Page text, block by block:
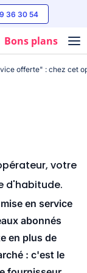
36 30 54
Bons plans
offerte" : chez cet
votre
d'habitude.
en service
abonnés
en plus de
: c'est le